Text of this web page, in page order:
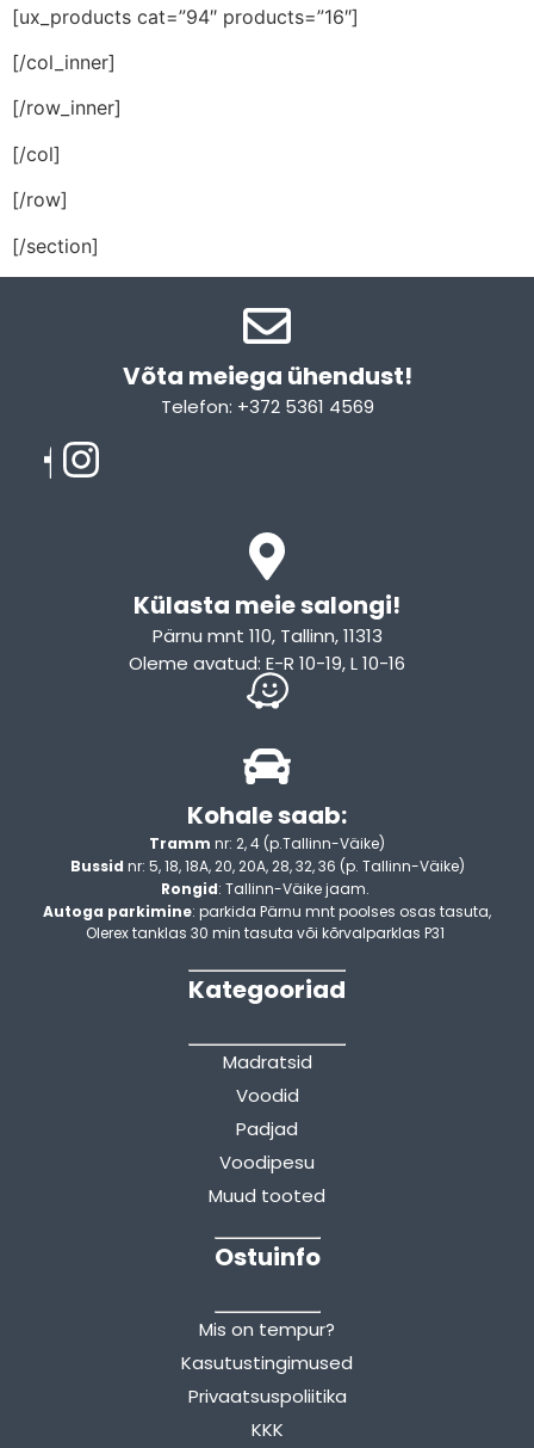
[ux_products cat=”94″ products=”16″]
[/col_inner]
[/row_inner]
[/col]
[/row]
[/section]
Võta meiega ühendust!​
Telefon: +372 5361 4569
Külasta meie salongi!
Pärnu mnt 110, Tallinn, 11313
Oleme avatud: E-R 10-19, L 10-16
Kohale saab:
Tramm nr: 2, 4 (p.Tallinn-Väike)
Bussid nr: 5, 18, 18A, 20, 20A, 28, 32, 36 (p. Tallinn-Väike)
Rongid: Tallinn-Väike jaam.
Autoga parkimine: parkida Pärnu mnt poolses osas tasuta,
Olerex tanklas 30 min tasuta või kõrvalparklas P31
Kategooriad
Madratsid
Voodid
Padjad
Voodipesu
Muud tooted
Ostuinfo
Mis on tempur?
Kasutustingimused
Privaatsuspoliitika
KKK